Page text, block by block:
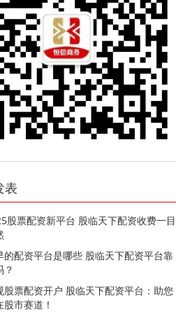
表
股票配资新平台 股临天下配资收费一目
的配资平台是哪些 股临天下配资平台靠
？
股票配资开户 股临天下配资平台：助您
股市赛道！